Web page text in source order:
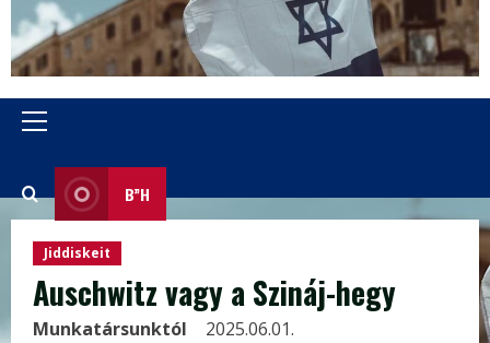
Primary
B”H
Jiddiskeit
Auschwitz vagy a Szináj-hegy
Munkatársunktól 2025.06.01.